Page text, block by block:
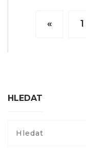
« 1
HLEDAT